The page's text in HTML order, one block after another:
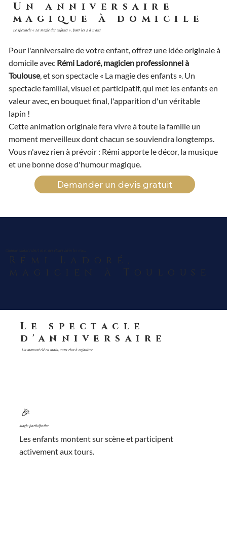
Un anniversaire
magique à domicile
Le spectacle « La magie des enfants », pour les 4 à 11 ans
Pour l'anniversaire de votre enfant, offrez une idée originale à
domicile avec Rémi Ladoré, magicien professionnel à
Toulouse, et son spectacle « La magie des enfants ». Un
spectacle familial, visuel et participatif, qui met les enfants en
valeur avec, en bouquet final, l'apparition d'un véritable
lapin !
Cette animation originale fera vivre à toute la famille un
moment merveilleux dont chacun se souviendra longtemps.
Vous n'avez rien à prévoir : Rémi apporte le décor, la musique
et une bonne dose d'humour magique.
Demander un devis gratuit
Rémi Ladoré,
magicien à Toulouse
Le spectacle
d'anniversaire
Un moment clé en main, sans rien à organiser
🎉
Magie participative
Les enfants montent sur scène et participent
activement aux tours.